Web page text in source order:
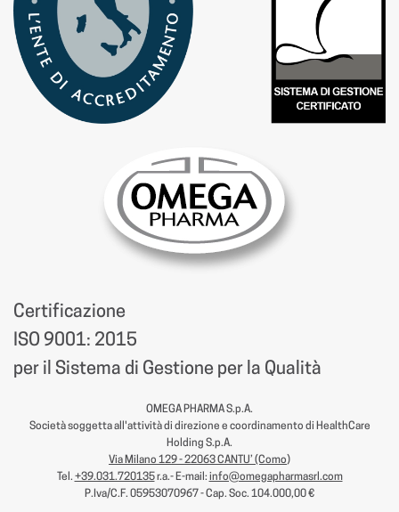
Certificazione
ISO 9001: 2015
per il Sistema di Gestione per la Qualità
OMEGA PHARMA S.p.A.
Società soggetta all'attività di direzione e coordinamento di HealthCare
Holding S.p.A.
Via Milano 129 - 22063 CANTU’ (Como)
Tel. +39.031.720135r.a.- E-mail: info@omegapharmasrl.com
P.Iva/C.F. 05953070967 - Cap. Soc. 104.000,00 €